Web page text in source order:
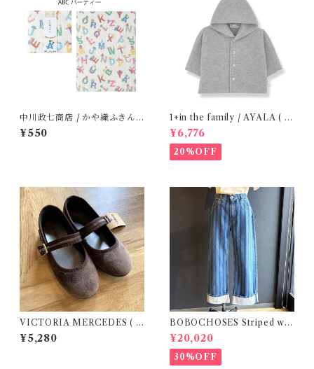
中川政七商店 / かや織ふきん (
tupera tupera ABCパーティ
ー)
¥550
1+in the family / AYALA ( 2
4m )
¥6,776
20%OFF
VICTORIA MERCEDES ( 2
9-34 / Testa )
¥5,280
BOBOCHOSES Striped wid
e-leg denim pants / M
¥20,020
30%OFF